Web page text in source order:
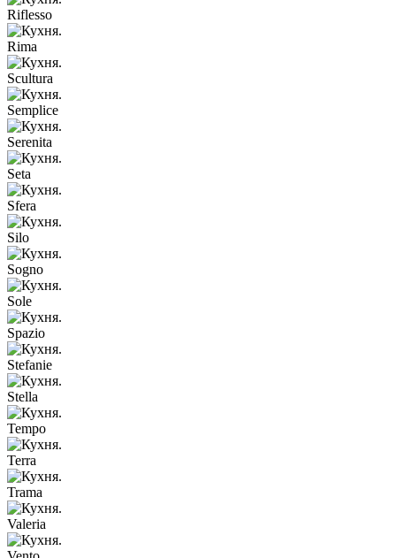
Riflesso
Rima
Scultura
Semplice
Serenita
Seta
Sfera
Silo
Sogno
Sole
Spazio
Stefanie
Stella
Tempo
Terra
Trama
Valeria